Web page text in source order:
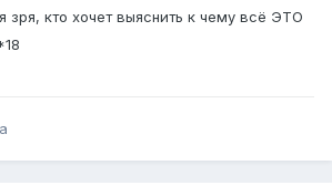
зря, кто хочет выяснить к чему всё ЭТО